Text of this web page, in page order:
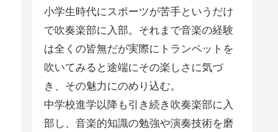
小学生時代にスポーツが苦手というだけ
で吹奏楽部に入部。それまで音楽の経験
は全くの皆無だが実際にトランペットを
吹いてみると途端にその楽しさに気づ
き、その魅力にのめり込む。
中学校進学以降も引き続き吹奏楽部に入
部し、音楽的知識の勉強や演奏技術を磨